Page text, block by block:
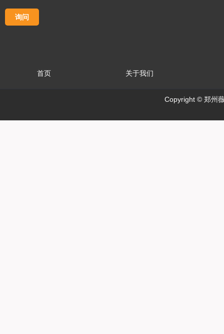
首页 关于我们
Copyright © 郑州